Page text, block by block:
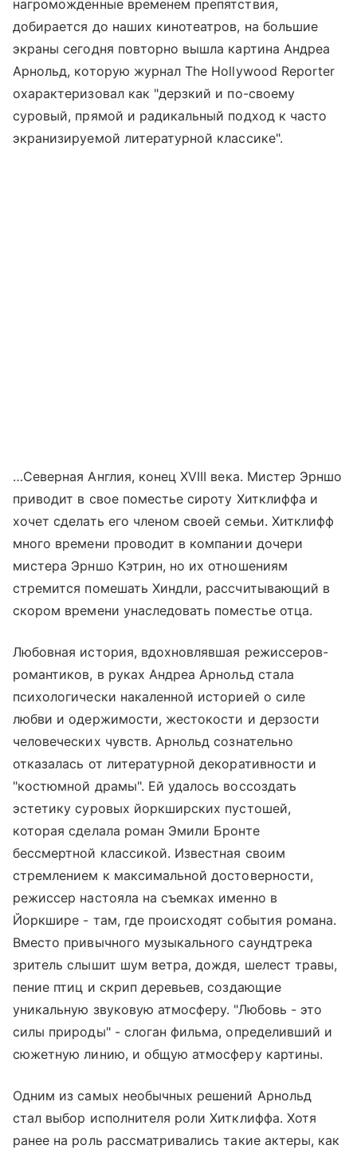
нагроможденные временем препятствия,
добирается до наших кинотеатров, на большие
экраны сегодня повторно вышла картина Андреа
Арнольд, которую журнал The Hollywood Reporter
охарактеризовал как "дерзкий и по-своему
суровый, прямой и радикальный подход к часто
экранизируемой литературной классике".
…Северная Англия, конец XVIII века. Мистер Эрншо
приводит в свое поместье сироту Хитклиффа и
хочет сделать его членом своей семьи. Хитклифф
много времени проводит в компании дочери
мистера Эрншо Кэтрин, но их отношениям
стремится помешать Хиндли, рассчитывающий в
скором времени унаследовать поместье отца.
Любовная история, вдохновлявшая режиссеров-
романтиков, в руках Андреа Арнольд стала
психологически накаленной историей о силе
любви и одержимости, жестокости и дерзости
человеческих чувств. Арнольд сознательно
отказалась от литературной декоративности и
"костюмной драмы". Ей удалось воссоздать
эстетику суровых йоркширских пустошей,
которая сделала роман Эмили Бронте
бессмертной классикой. Известная своим
стремлением к максимальной достоверности,
режиссер настояла на съемках именно в
Йоркшире - там, где происходят события романа.
Вместо привычного музыкального саундтрека
зритель слышит шум ветра, дождя, шелест травы,
пение птиц и скрип деревьев, создающие
уникальную звуковую атмосферу. "Любовь - это
силы природы" - слоган фильма, определивший и
сюжетную линию, и общую атмосферу картины.
Одним из самых необычных решений Арнольд
стал выбор исполнителя роли Хитклиффа. Хотя
ранее на роль рассматривались такие актеры, как